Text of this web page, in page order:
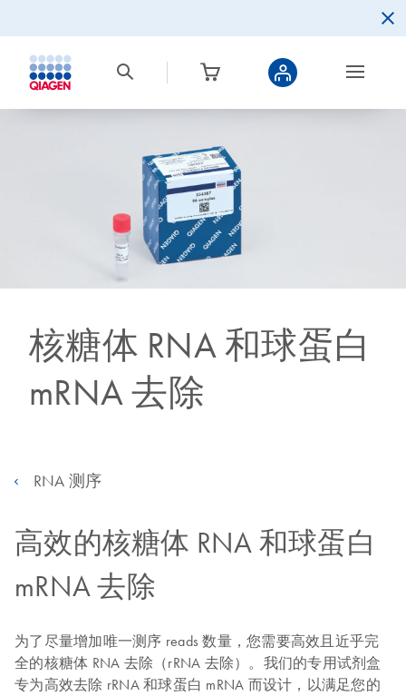
核糖体 RNA 和球蛋白
mRNA 去除
RNA 测序
高效的核糖体 RNA 和球蛋白
mRNA 去除
为了尽量增加唯一测序 reads 数量，您需要高效且近乎完
全的核糖体 RNA 去除（rRNA 去除）。我们的专用试剂盒
专为高效去除 rRNA 和球蛋白 mRNA 而设计，以满足您的